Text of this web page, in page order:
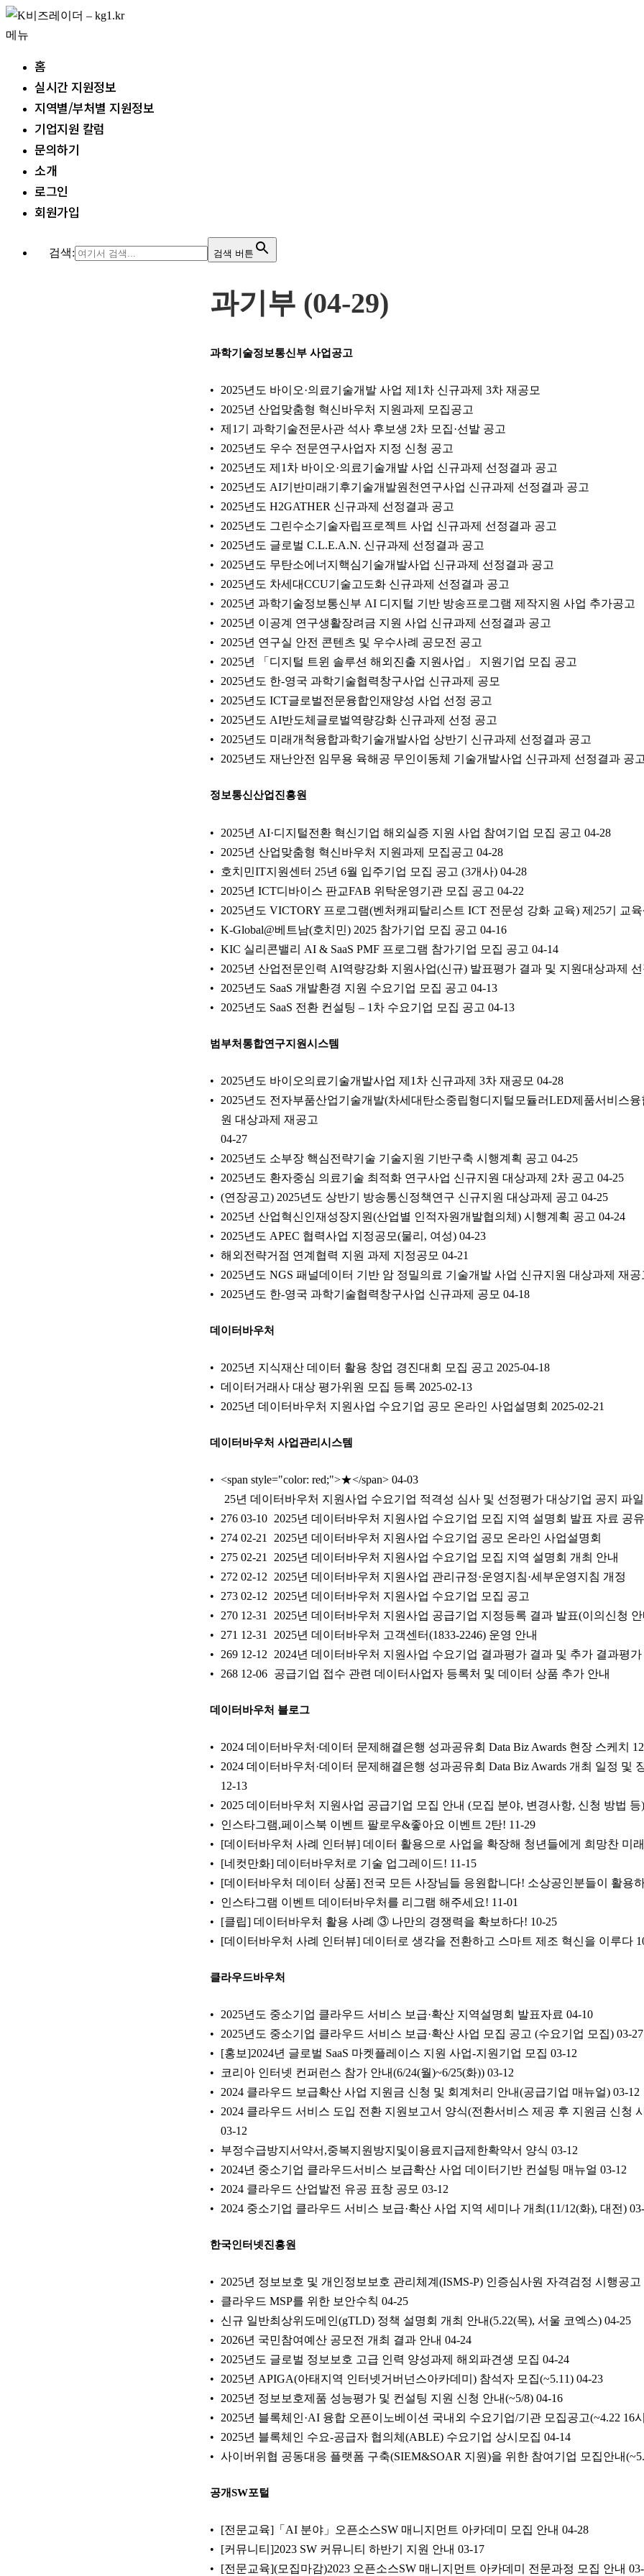
내
용
메뉴
홈
실시간 지원정보
지역별/부처별 지원정보
기업지원 칼럼
문의하기
소개
로그인
회원가입
검색: 검색 버튼
과기부 (04-29)
과학기술정보통신부 사업공고
2025년도 바이오·의료기술개발 사업 제1차 신규과제 3차 재공모
2025년 산업맞춤형 혁신바우처 지원과제 모집공고
제1기 과학기술전문사관 석사 후보생 2차 모집·선발 공고
2025년도 우수 전문연구사업자 지정 신청 공고
2025년도 제1차 바이오·의료기술개발 사업 신규과제 선정결과 공고
2025년도 AI기반미래기후기술개발원천연구사업 신규과제 선정결과 공고
2025년도 H2GATHER 신규과제 선정결과 공고
2025년도 그린수소기술자립프로젝트 사업 신규과제 선정결과 공고
2025년도 글로벌 C.L.E.A.N. 신규과제 선정결과 공고
2025년도 무탄소에너지핵심기술개발사업 신규과제 선정결과 공고
2025년도 차세대CCU기술고도화 신규과제 선정결과 공고
2025년 과학기술정보통신부 AI 디지털 기반 방송프로그램 제작지원 사업 추가공고
2025년 이공계 연구생활장려금 지원 사업 신규과제 선정결과 공고
2025년 연구실 안전 콘텐츠 및 우수사례 공모전 공고
2025년 「디지털 트윈 솔루션 해외진출 지원사업」 지원기업 모집 공고
2025년도 한-영국 과학기술협력창구사업 신규과제 공모
2025년도 ICT글로벌전문융합인재양성 사업 선정 공고
2025년도 AI반도체글로벌역량강화 신규과제 선정 공고
2025년도 미래개척융합과학기술개발사업 상반기 신규과제 선정결과 공고
2025년도 재난안전 임무용 육해공 무인이동체 기술개발사업 신규과제 선정결과 공
정보통신산업진흥원
2025년 AI·디지털전환 혁신기업 해외실증 지원 사업 참여기업 모집 공고 04-28
2025년 산업맞춤형 혁신바우처 지원과제 모집공고 04-28
호치민IT지원센터 25년 6월 입주기업 모집 공고 (3개사) 04-28
2025년 ICT디바이스 판교FAB 위탁운영기관 모집 공고 04-22
2025년도 VICTORY 프로그램(벤처캐피탈리스트 ICT 전문성 강화 교육) 제25기 교
K-Global@베트남(호치민) 2025 참가기업 모집 공고 04-16
KIC 실리콘밸리 AI & SaaS PMF 프로그램 참가기업 모집 공고 04-14
2025년 산업전문인력 AI역량강화 지원사업(신규) 발표평가 결과 및 지원대상과제
2025년도 SaaS 개발환경 지원 수요기업 모집 공고 04-13
2025년도 SaaS 전환 컨설팅 – 1차 수요기업 모집 공고 04-13
범부처통합연구지원시스템
2025년도 바이오의료기술개발사업 제1차 신규과제 3차 재공모 04-28
2025년도 전자부품산업기술개발(차세대탄소중립형디지털모듈러LED제품서비스융
원 대상과제 재공고
04-27
2025년도 소부장 핵심전략기술 기술지원 기반구축 시행계획 공고 04-25
2025년도 환자중심 의료기술 최적화 연구사업 신규지원 대상과제 2차 공고 04-25
(연장공고) 2025년도 상반기 방송통신정책연구 신규지원 대상과제 공고 04-25
2025년 산업혁신인재성장지원(산업별 인적자원개발협의체) 시행계획 공고 04-24
2025년도 APEC 협력사업 지정공모(물리, 여성) 04-23
해외전략거점 연계협력 지원 과제 지정공모 04-21
2025년도 NGS 패널데이터 기반 암 정밀의료 기술개발 사업 신규지원 대상과제 재공
2025년도 한-영국 과학기술협력창구사업 신규과제 공모 04-18
데이터바우처
2025년 지식재산 데이터 활용 창업 경진대회 모집 공고 2025-04-18
데이터거래사 대상 평가위원 모집 등록 2025-02-13
2025년 데이터바우처 지원사업 수요기업 공모 온라인 사업설명회 2025-02-21
데이터바우처 사업관리시스템
<span style="color: red;">★</span> 04-03
25년 데이터바우처 지원사업 수요기업 적격성 심사 및 선정평가 대상기업 공지 파일
276 03-10 2025년 데이터바우처 지원사업 수요기업 모집 지역 설명회 발표 자료 공유
274 02-21
2025년 데이터바우처 지원사업 수요기업 공모 온라인 사업설명회
275 02-21
2025년 데이터바우처 지원사업 수요기업 모집 지역 설명회 개최 안내
272 02-12
2025년 데이터바우처 지원사업 관리규정·운영지침·세부운영지침 개정
273 02-12
2025년 데이터바우처 지원사업 수요기업 모집 공고
270 12-31
2025년 데이터바우처 지원사업 공급기업 지정등록 결과 발표(이의신청
271 12-31
2025년 데이터바우처 고객센터(1833-2246) 운영 안내
269 12-12
2024년 데이터바우처 지원사업 수요기업 결과평가 결과 및 추가 결과평가
268 12-06 공급기업 접수 관련 데이터사업자 등록처 및 데이터 상품 추가 안내
데이터바우처 블로그
2024 데이터바우처·데이터 문제해결은행 성과공유회 Data Biz Awards 현장 스케치
2024 데이터바우처·데이터 문제해결은행 성과공유회 Data Biz Awards 개최 일정 및
12-13
2025 데이터바우처 지원사업 공급기업 모집 안내 (모집 분야, 변경사항, 신청 방법 등)
인스타그램,페이스북 이벤트 팔로우&좋아요 이벤트 2탄! 11-29
[데이터바우처 사례 인터뷰] 데이터 활용으로 사업을 확장해 청년들에게 희망찬 미
[네컷만화] 데이터바우처로 기술 업그레이드! 11-15
[데이터바우처 데이터 상품] 전국 모든 사장님들 응원합니다! 소상공인분들이 활용
인스타그램 이벤트 데이터바우처를 리그램 해주세요! 11-01
[클립] 데이터바우처 활용 사례 ③ 나만의 경쟁력을 확보하다! 10-25
[데이터바우처 사례 인터뷰] 데이터로 생각을 전환하고 스마트 제조 혁신을 이루다
클라우드바우처
2025년도 중소기업 클라우드 서비스 보급·확산 지역설명회 발표자료 04-10
2025년도 중소기업 클라우드 서비스 보급·확산 사업 모집 공고 (수요기업 모집) 03-27
[홍보]2024년 글로벌 SaaS 마켓플레이스 지원 사업-지원기업 모집 03-12
코리아 인터넷 컨퍼런스 참가 안내(6/24(월)~6/25(화)) 03-12
2024 클라우드 보급확산 사업 지원금 신청 및 회계처리 안내(공급기업 매뉴얼) 03-12
2024 클라우드 서비스 도입 전환 지원보고서 양식(전환서비스 제공 후 지원금 신청
03-12
부정수급방지서약서,중복지원방지및이용료지급제한확약서 양식 03-12
2024년 중소기업 클라우드서비스 보급확산 사업 데이터기반 컨설팅 매뉴얼 03-12
2024 클라우드 산업발전 유공 표창 공모 03-12
2024 중소기업 클라우드 서비스 보급·확산 사업 지역 세미나 개최(11/12(화), 대전)
한국인터넷진흥원
2025년 정보보호 및 개인정보보호 관리체계(ISMS-P) 인증심사원 자격검정 시행공고
클라우드 MSP를 위한 보안수칙 04-25
신규 일반최상위도메인(gTLD) 정책 설명회 개최 안내(5.22(목), 서울 코엑스) 04-25
2026년 국민참여예산 공모전 개최 결과 안내 04-24
2025년도 글로벌 정보보호 고급 인력 양성과제 해외파견생 모집 04-24
2025년 APIGA(아태지역 인터넷거버넌스아카데미) 참석자 모집(~5.11) 04-23
2025년 정보보호제품 성능평가 및 컨설팅 지원 신청 안내(~5/8) 04-16
2025년 블록체인·AI 융합 오픈이노베이션 국내외 수요기업/기관 모집공고(~4.22 16
2025년 블록체인 수요-공급자 협의체(ABLE) 수요기업 상시모집 04-14
사이버위협 공동대응 플랫폼 구축(SIEM&SOAR 지원)을 위한 참여기업 모집안내
공개SW포털
[전문교육]「AI 분야」오픈소스SW 매니지먼트 아카데미 모집 안내 04-28
[커뮤니티]2023 SW 커뮤니티 하반기 지원 안내 03-17
[전문교육](모집마감)2023 오픈소스SW 매니지먼트 아카데미 전문과정 모집 안내